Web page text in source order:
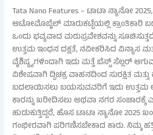
Tata Nano Features – ಟಾಟಾ ನ್ಯಾನೋ
ಆಟೋಮೊಬೈಲ್ ಮಾರುಕಟ್ಟೆಯಲ್ಲಿ ಕ್ರಾಂತಿಕಾರಿ
ಒಂದು ಭವ್ಯವಾದ ಮರುಪ್ರವೇಶವನ್ನು
ಉತ್ತಮ ಇಂಧನ ದಕ್ಷತೆ, ನವೀಕರಿಸಿದ ವಿನ್ಯಾಸ
ವೈಶಿಷ್ಟ್ಯಗಳಿಂದಾಗಿ ಇದು ಮತ್ತೆ ಬೆಸ್ಟ್ ಸೆಲ್ಲರ್
ವಿಶೇಷವಾಗಿ ದ್ವಿಚಕ್ರ ವಾಹನದಿಂದ ಸುರಕ್ಷಿತ ಮತ್ತು
ಬದಲಾಯಿಸಲು ಬಯಸುವವರಿಗೆ ಇದು ಉತ್ತಮ
ಕಾರನ್ನು ಖರೀದಿಸಲು ಅಥವಾ ನಗರ ಸಂಚಾರಕ್ಕೆ
ಹುಡುಕುತ್ತಿದ್ದರೆ, ಹೊಸ ಟಾಟಾ ನ್ಯಾನೋ 2025
ಗಂಭೀರವಾಗಿ ಪರಿಗಣಿಸಬೇಕಾದ ಕಾರು. ನಿಮ್ಮ